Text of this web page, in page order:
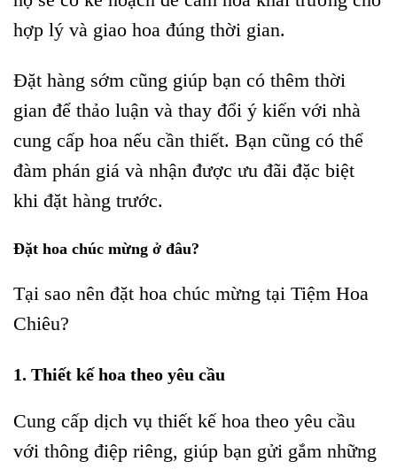
hợp lý và giao hoa đúng thời gian.
Đặt hàng sớm cũng giúp bạn có thêm thời
gian để thảo luận và thay đổi ý kiến với nhà
cung cấp hoa nếu cần thiết. Bạn cũng có thể
đàm phán giá và nhận được ưu đãi đặc biệt
khi đặt hàng trước.
Đặt hoa chúc mừng ở đâu?
Tại sao nên đặt hoa chúc mừng tại Tiệm Hoa
Chiêu?
1. Thiết kế hoa theo yêu cầu
Cung cấp dịch vụ thiết kế hoa theo yêu cầu
với thông điệp riêng, giúp bạn gửi gắm những